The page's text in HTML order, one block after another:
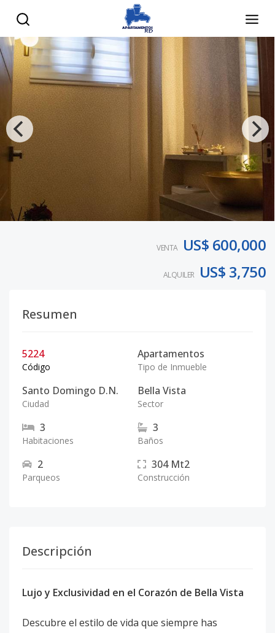
VENTA US$ 600,000
ALQUILER US$ 3,750
Resumen
5224
Código
Apartamentos
Tipo de Inmueble
Santo Domingo D.N.
Ciudad
Bella Vista
Sector
3
Habitaciones
3
Baños
2
Parqueos
304 Mt2
Construcción
Descripción
Lujo y Exclusividad en el Corazón de Bella Vista
Descubre el estilo de vida que siempre has